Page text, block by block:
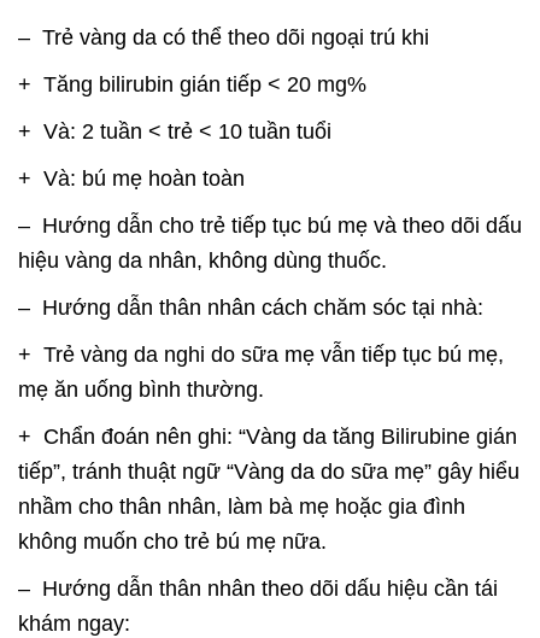
– Trẻ vàng da có thể theo dõi ngoại trú khi
+ Tăng bilirubin gián tiếp < 20 mg%
+ Và: 2 tuần < trẻ < 10 tuần tuổi
+ Và: bú mẹ hoàn toàn
– Hướng dẫn cho trẻ tiếp tục bú mẹ và theo dõi dấu
hiệu vàng da nhân, không dùng thuốc.
– Hướng dẫn thân nhân cách chăm sóc tại nhà:
+ Trẻ vàng da nghi do sữa mẹ vẫn tiếp tục bú mẹ,
mẹ ăn uống bình thường.
+ Chẩn đoán nên ghi: “Vàng da tăng Bilirubine gián
tiếp”, tránh thuật ngữ “Vàng da do sữa mẹ” gây hiểu
nhầm cho thân nhân, làm bà mẹ hoặc gia đình
không muốn cho trẻ bú mẹ nữa.
– Hướng dẫn thân nhân theo dõi dấu hiệu cần tái
khám ngay: